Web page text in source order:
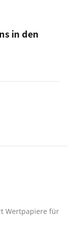
in den
Wertpapiere für